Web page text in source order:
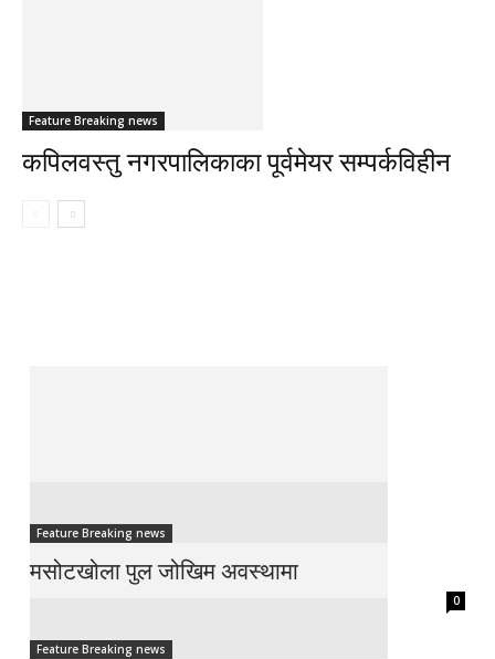
Feature Breaking news
कपिलवस्तु नगरपालिकाका पूर्वमेयर सम्पर्कविहीन
Feature Breaking news
मसोटखोला पुल जोखिम अवस्थामा
0
Feature Breaking news